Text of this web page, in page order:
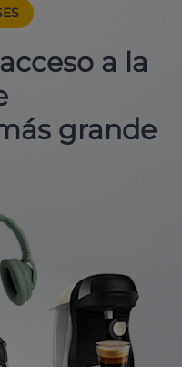
a la
grande